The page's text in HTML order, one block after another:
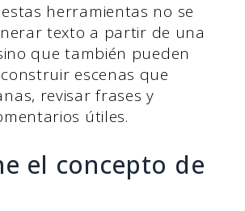
herramientas no se
texto a partir de una
que también pueden
escenas que
revisar frases y
útiles.
el concepto de